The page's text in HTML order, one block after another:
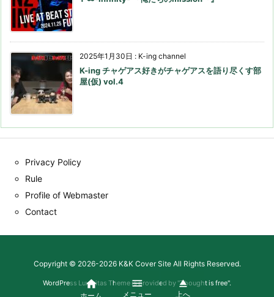
2025年1月30日 : K-ing channel
K-ing チャゲアス好きがチャゲアスを語り尽くす部
屋(仮) vol.4
Privacy Policy
Rule
Profile of Webmaster
Contact
Copyright © 2026-2026 K&K Cover SiteAll Rights Reserved.
WordPress Luxeritas Theme is provided by "Thought is free".
 
メニュー

上へ